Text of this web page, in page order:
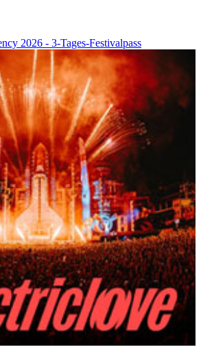
2026 - 3-Tages-Festivalpass